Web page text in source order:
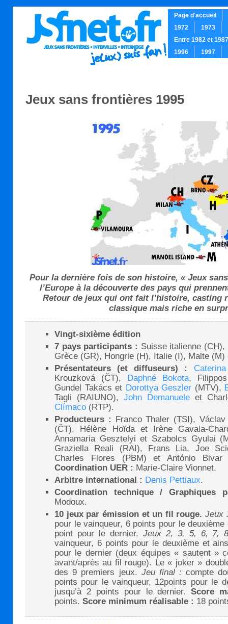
Page d'accueil
1972
1973
Entre 1982 et 1987
1996
1997
Jeux sans frontières 1995
Pour la dernière fois de son histoire, « Jeux
l’Europe à la découverte des pays qui
Retour de jeux qui ont fait l’histoire, casting
classique mais riche en
Vingt-sixième édition
7 pays participants : Suisse italienne
Grèce (GR), Hongrie (H), Italie (I), Malte (M)
Présentateurs (et diffuseurs) :
Krouzková (ČT), Daphné Bokota,
Gundel Takács et Dorottya Geszler (MTV),
Tagli (RAIUNO), John Demanuele et
Clímaco (RTP).
Producteurs : Franco Thaler (TSI),
(ČT), Hélène Hoïda et Irène Gavala-
Annamaria Gesztelyi et Szabolcs Gyulai
Graziella Reali (RAI), Frans Lia, Joe
Charles Flores (PBM) et António
Coordination UER : Marie-Claire Vionnet.
Arbitre international : Denis Pettiaux.
Coordination technique / Graphiques
Modoux.
10 jeux par émission et un fil rouge. Jeux
pour le vainqueur, 6 points pour le
point pour le dernier. Jeux 2, 3, 5, 6, 7,
vainqueur, 6 points pour le deuxième et
pour le dernier (deux équipes « sautent »
avant/après au fil rouge). Le « joker »
des 9 premiers jeux. Jeu final : compte
points pour le vainqueur, 12points pour le
jusqu’à 2 points pour le dernier.Score
points. Score minimum réalisable : 18